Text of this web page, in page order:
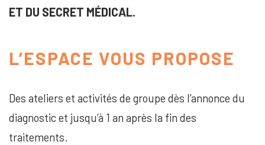
ET DU SECRET MÉDICAL.
L’ESPACE VOUS PROPOSE
Des ateliers et activités de groupe dès l’annonce du
diagnostic et jusqu’à 1 an après la fin des
traitements.
Actualités
Nous soutenir